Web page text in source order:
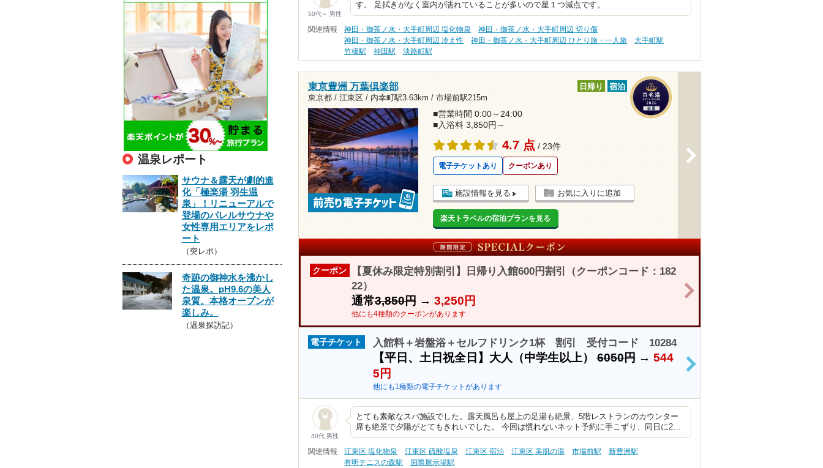
50代～ 男性
す。 足拭きがなく室内が濡れていることが多いので星１つ減点です。
関連情報 神田・御茶ノ水・大手町周辺 塩化物泉
神田・御茶ノ水・大手町周辺 切り傷
神田・御茶ノ水・大手町周辺 冷え性
神田・御茶ノ水・大手町周辺 ひとり旅・一人旅
大手町駅
竹橋駅
神田駅 淡路町駅
東京豊洲 万葉倶楽部
東京都 / 江東区 / 内幸町駅3.63km / 市場前駅215m
日帰り 宿泊
■営業時間 0:00～24:00
■入浴料 3,850円～
4.7 点 / 23件
電子チケットあり クーポンあり
施設情報を見る お気に入りに追加
楽天トラベルの宿泊プランを見る
クーポン
【夏休み限定特別割引】日帰り入館600円割引（クーポンコード：182
22）
通常3,850円→ 3,250円
他にも4種類のクーポンがあります
>
電子チケット 入館料＋岩盤浴＋セルフドリンク1杯 割引 受付コード 10284
【平日、土日祝全日】大人（中学生以上）6050円→ 544
5円
他にも1種類の電子チケットがあります
>
40代 男性
とても素敵なスパ施設でした。露天風呂も屋上の足湯も絶景、5階レストランのカウンター
席も絶景で夕陽がとてもきれいでした。 今回は慣れないネット予約に手こずり、同日に2…
関連情報 江東区 塩化物泉 江東区 硫酸塩泉 江東区 宿泊 江東区 美肌の湯 市場前駅
新豊洲駅
有明テニスの森駅
国際展示場駅
温泉レポート
サウナ＆露天が劇的進
化「極楽湯 羽生温
泉」！リニューアルで
登場のバレルサウナや
女性専用エリアをレポ
ート
（突レポ）
奇跡の御神水を沸かし
た温泉。pH9.6の美人
泉質。本格オープンが
楽しみ。
（温泉探訪記）